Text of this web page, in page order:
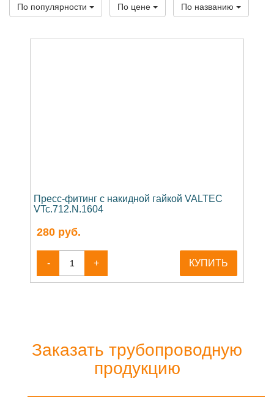
По популярности По цене По названию
Пресс-фитинг с накидной гайкой VALTEC
VTc.712.N.1604
280 руб.
- + КУПИТЬ
Заказать трубопроводную
продукцию